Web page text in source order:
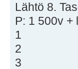
Lähtö 8.
P: 1 500v
1
2
3